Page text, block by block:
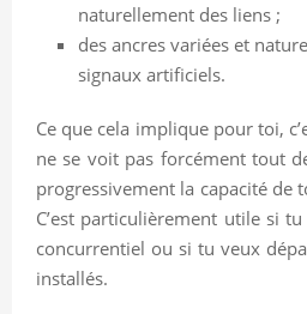
naturellement des liens ;
des ancres variées et
signaux artificiels.
Ce que cela implique pour toi,
ne se voit pas forcément tout
progressivement la capacité de
C’est particulièrement utile si
concurrentiel ou si tu veux
installés.